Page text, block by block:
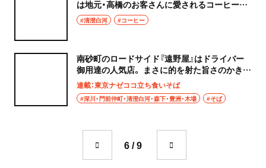
は地元・高橋のお客さんに愛されるコーヒー専
門店！
#清澄白河 #コーヒー
南砂町のロードサイド『遠野屋』はドライバー
御用達の人気店。 まさに的を射た旨さのかき揚
げそば
連載：東京ナゼココ立ち食いそば
#深川・門前仲町・清澄白河・森下・豊洲・木場 #そば
6 / 9